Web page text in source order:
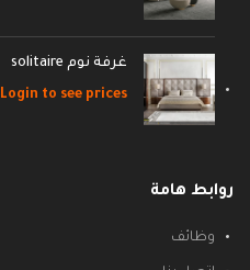
غرفة نوم solitaire
Login to see prices
روابط هامة
وظائف